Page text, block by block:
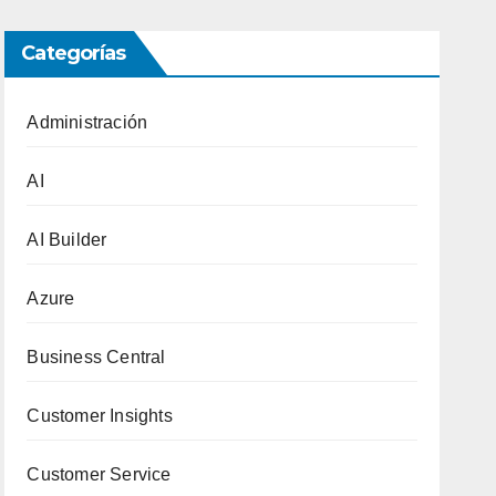
Categorías
Administración
AI
AI Builder
Azure
Business Central
Customer Insights
Customer Service